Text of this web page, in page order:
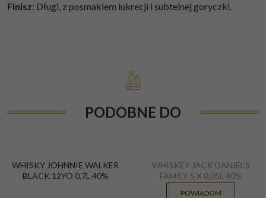
Finisz: Długi, z posmakiem lukrecji i subtelnej goryczki.
PODOBNE DO
WHISKY JOHNNIE WALKER
BLACK 12YO 0,7L 40%
WHISKEY JACK DANIEL'S
FAMILY 5 X 0,05L 40%
MINIATURKA
POWIADOM